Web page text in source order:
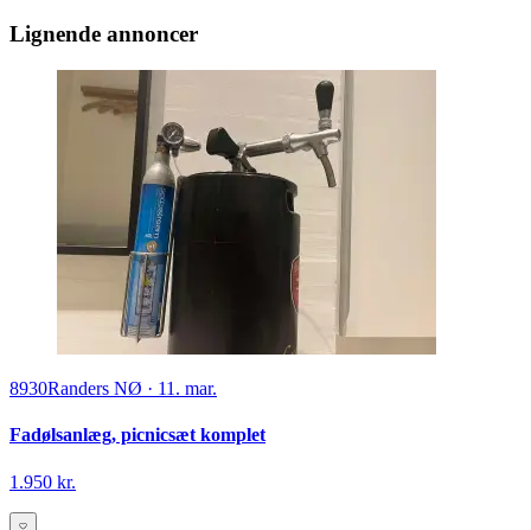
Lignende annoncer
8930Randers NØ · 11. mar.
Fadølsanlæg, picnicsæt komplet
1.950 kr.